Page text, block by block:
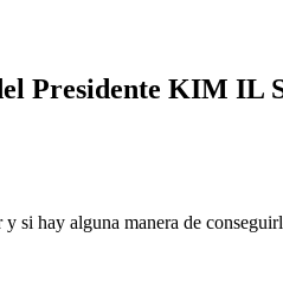
Presidente KIM IL
si hay alguna manera de